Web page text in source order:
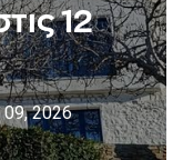
12
09, 2026